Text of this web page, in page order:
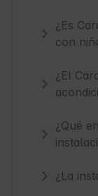
¿Es
con
¿El
¿Qué
¿La